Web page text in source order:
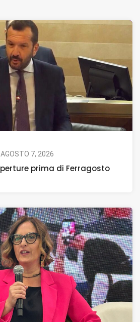
AGOSTO 7, 2026
prima di Ferragosto